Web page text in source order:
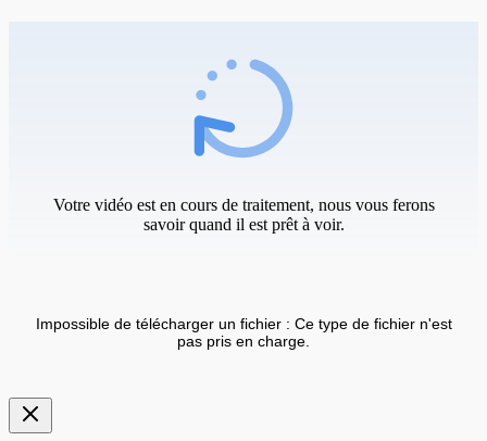
Votre vidéo est en cours de traitement, nous vous ferons
savoir quand il est prêt à voir.
Impossible de télécharger un fichier : Ce type de fichier n'est
pas pris en charge.